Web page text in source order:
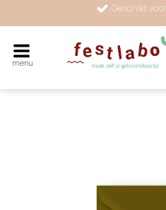
Maak zélf je
menu